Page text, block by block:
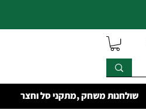
שולחנות משחק ,מתקני סל וחצר